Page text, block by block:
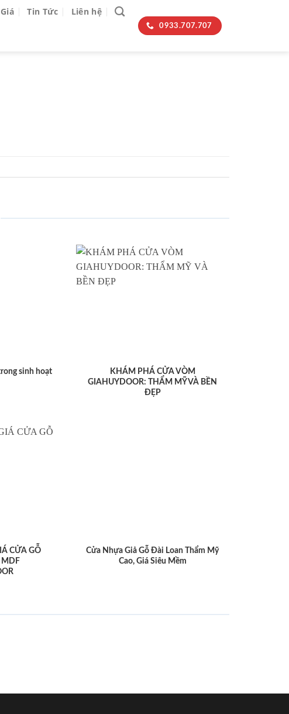
Tin Tức Liên hệ
0933.707.707
sinh hoạt
KHÁM PHÁ CỬA VÒM
GIAHUYDOOR: THẨM MỸ VÀ BỀN
ĐẸP
CỬA GỖ
MDF
Cửa Nhựa Giả Gỗ Đài Loan Thẩm Mỹ
Cao, Giá Siêu Mềm